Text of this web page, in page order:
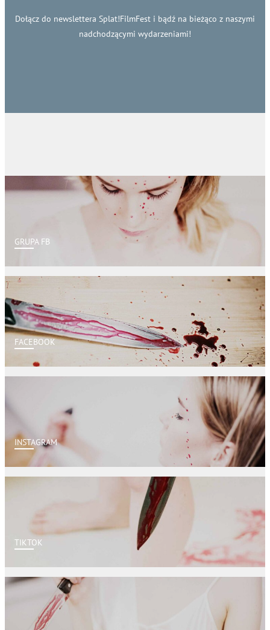
Dołącz do newslettera Splat!FilmFest i bądź na bieżąco z naszymi
nadchodzącymi wydarzeniami!
GRUPA FB
FACEBOOK
INSTAGRAM
TIKTOK